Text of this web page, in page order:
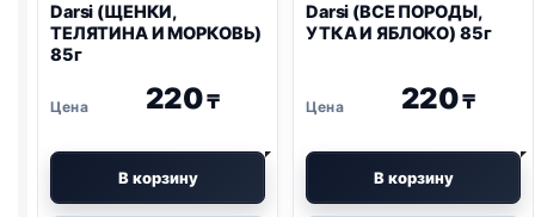
Darsi (ЩЕНКИ,
ТЕЛЯТИНА И МОРКОВЬ)
85г
220₸
В корзину
Darsi (ВСЕ ПОРОДЫ,
УТКА И ЯБЛОКО) 85г
220₸
В корзину